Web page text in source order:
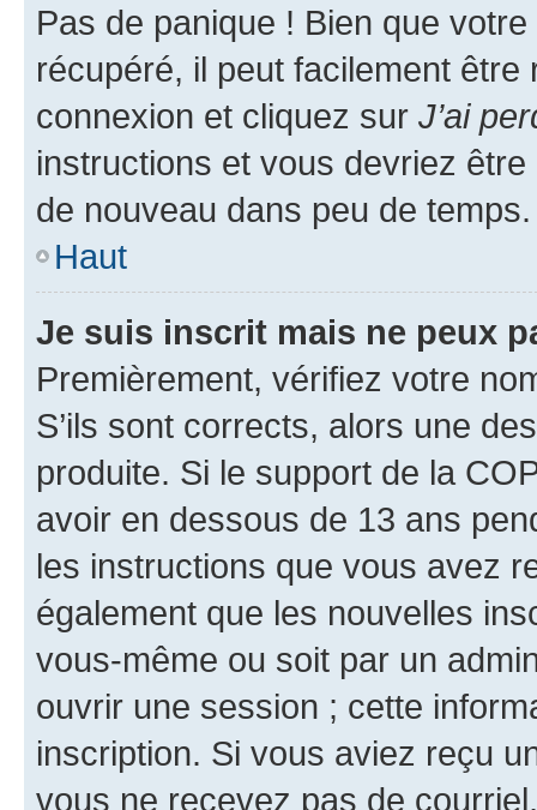
Pas de panique ! Bien que
récupéré, il peut facilement
connexion et cliquez sur J’ai
instructions et vous devriez
de nouveau dans peu de temps.
Haut
Je suis inscrit mais ne peux
Premièrement, vérifiez votre
S’ils sont corrects, alors une
produite. Si le support de la
avoir en dessous de 13 ans
les instructions que vous avez
également que les nouvelles
vous-même ou soit par un
ouvrir une session ; cette
inscription. Si vous aviez reçu
vous ne recevez pas de